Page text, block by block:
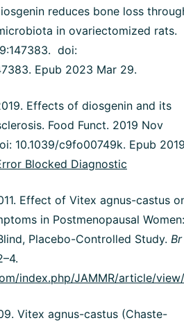
reduces bone loss
in ovariectomized rats.
doi:
Epub 2023 Mar 29.
Effects of diosgenin and its
Food Funct. 2019 Nov
10.1039/c9fo00749k. Epub
Blocked Diagnostic
Effect of Vitex agnus-castus
in Postmenopausal
Placebo-Controlled Study.
index.php/JAMMR/article/
Vitex agnus-castus (Chaste-